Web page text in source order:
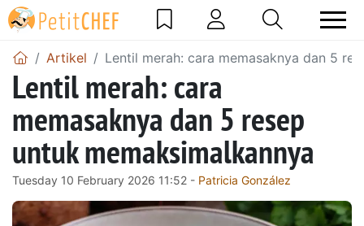
Artikel Lentil merah: cara memasaknya dan 5
Lentil merah: cara
memasaknya dan 5 resep
untuk memaksimalkannya
Tuesday 10 February 2026 11:52 - Patricia González